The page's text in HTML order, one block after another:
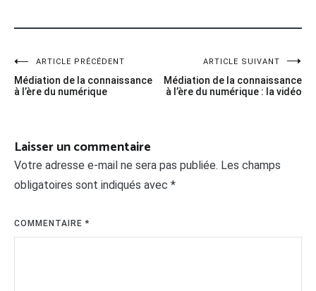
Navigation
de
ARTICLE PRÉCÉDENT
Médiation de la connaissance
à l’ère du numérique
ARTICLE SUIVANT
Médiation de la connaissance
à l’ère du numérique : la vidéo
Laisser un commentaire
Votre adresse e-mail ne sera pas publiée. Les champs
obligatoires sont indiqués avec *
COMMENTAIRE*